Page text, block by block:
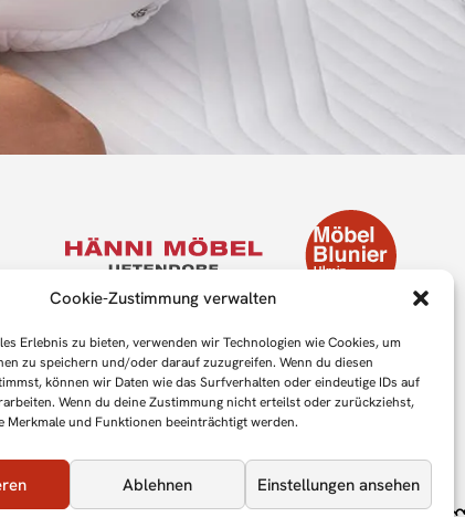
Cookie-Zustimmung verwalten
Erlebnis zu bieten, verwenden wir Technologien wie Cookies, um
zu speichern und/oder darauf zuzugreifen. Wenn du diesen
können wir Daten wie das Surfverhalten oder eindeutige IDs auf
Wenn du deine Zustimmung nicht erteilst oder zurückziehst,
Merkmale und Funktionen beeinträchtigt werden.
Ablehnen Einstellungen ansehen
4.8/5.0